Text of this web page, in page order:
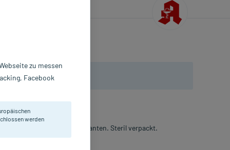
eingeschlagenen Schnittkanten. Steril verpackt.
zu messen
Facebook
werden